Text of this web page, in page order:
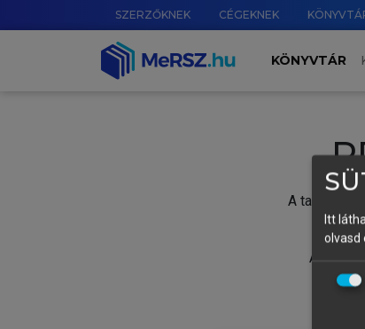
SZERZŐKNEK CÉGEKNEK
KÖNYVTÁR
A tartalom
A
Itt
olvasd